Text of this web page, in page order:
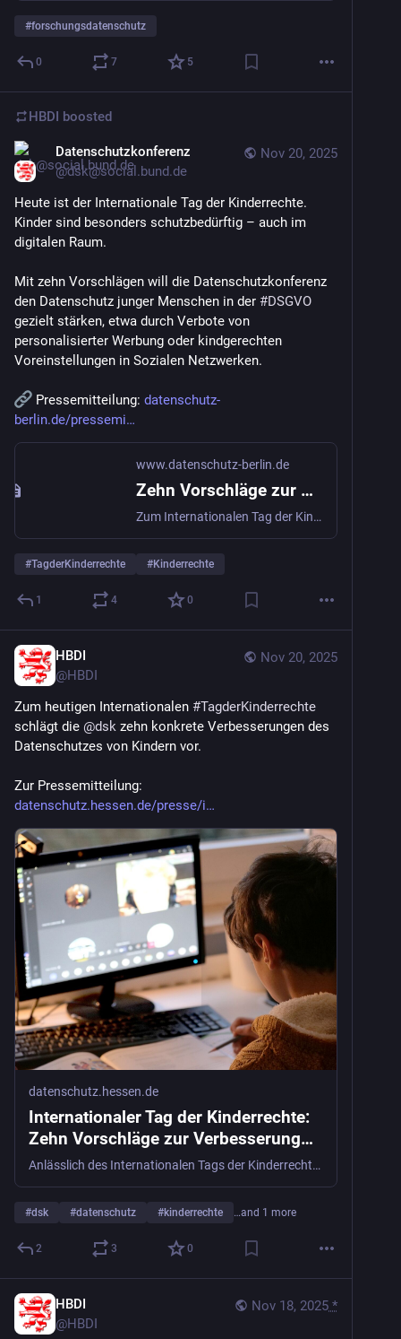
#forschungsdatenschutz
0 7 5
HBDI boosted
Nov 20, 2025
Datenschutzkonferenz
@dsk@social.bund.de
Heute ist der Internationale Tag der Kinderrechte.
Kinder sind besonders schutzbedürftig – auch im
digitalen Raum.
Mit zehn Vorschlägen will die Datenschutzkonferenz
den Datenschutz junger Menschen in der #DSGVO
gezielt stärken, etwa durch Verbote von
personalisierter Werbung oder kindgerechten
Voreinstellungen in Sozialen Netzwerken.
Pressemitteilung: datenschutz-
berlin.de/pressemi
www.datenschutz-berlin.de
Zehn Vorschläge zur Verbesserung des Datenschutzes von Kindern
Zum Internationalen Tag der Kinderrechte
#TagderKinderrechte #Kinderrechte
1 4 0
Nov 20, 2025
HBDI
@HBDI
Zum heutigen Internationalen #TagderKinderrechte
schlägt die @dsk zehn konkrete Verbesserungen des
Datenschutzes von Kindern vor.
Zur Pressemitteilung:
datenschutz.hessen.de/presse/i
datenschutz.hessen.de
Internationaler Tag der Kinderrechte:
Zehn Vorschläge zur Verbesserung
des Datenschutzes von Kindern
Anlässlich des Internationalen Tags der Kinderrechte veröffentlicht die DSK Reformvorschläge zur Verbesserung des gesetzlichen Datenschutzes von Kindern.
#dsk #datenschutz #kinderrechte …and 1 more
2 3 0
Nov 18, 2025 *
HBDI
@HBDI